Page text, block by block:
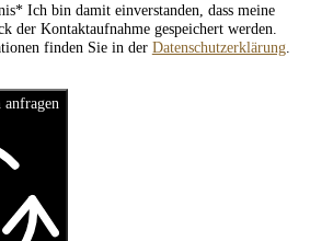
Ich bin damit einverstanden, dass meine
der Kontaktaufnahme gespeichert werden.
finden Sie in der Datenschutzerklärung.